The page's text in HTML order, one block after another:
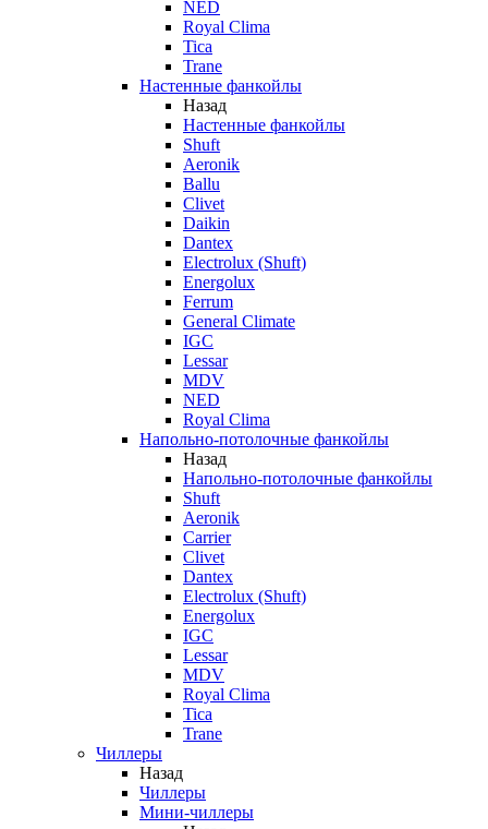
NED
Royal Clima
Tica
Trane
Настенные фанкойлы
Назад
Настенные фанкойлы
Shuft
Aeronik
Ballu
Clivet
Daikin
Dantex
Electrolux (Shuft)
Energolux
Ferrum
General Climate
IGC
Lessar
MDV
NED
Royal Clima
Напольно-потолочные фанкойлы
Назад
Напольно-потолочные фанкойлы
Shuft
Aeronik
Carrier
Clivet
Dantex
Electrolux (Shuft)
Energolux
IGC
Lessar
MDV
Royal Clima
Tica
Trane
Чиллеры
Назад
Чиллеры
Мини-чиллеры